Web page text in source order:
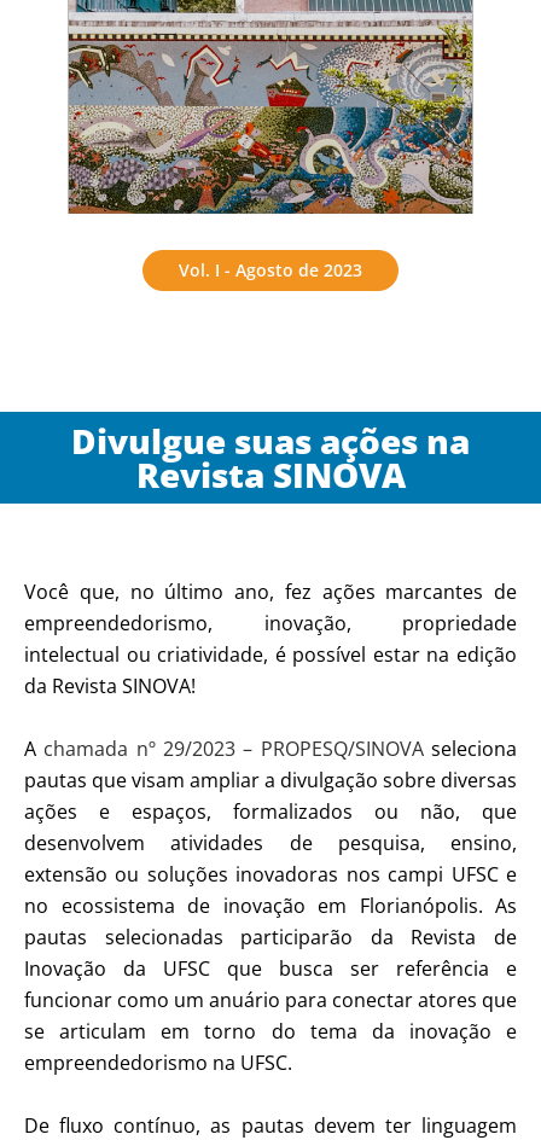
Vol. I - Agosto de 2023
Divulgue suas ações na
Revista SINOVA
Você que, no último ano, fez ações marcantes de
empreendedorismo, inovação, propriedade
intelectual ou criatividade, é possível estar na edição
da Revista SINOVA!
A chamada nº 29/2023 – PROPESQ/SINOVAseleciona
pautas que visam ampliar a divulgação sobre diversas
ações e espaços, formalizados ou não, que
desenvolvem atividades de pesquisa, ensino,
extensão ou soluções inovadoras nos campi UFSC e
no ecossistema de inovação em Florianópolis. As
pautas selecionadas participarão da Revista de
Inovação da UFSC que busca ser referência e
funcionar como um anuário para conectar atores que
se articulam em torno do tema da inovação e
empreendedorismo na UFSC.
De fluxo contínuo, as pautas devem ter linguagem